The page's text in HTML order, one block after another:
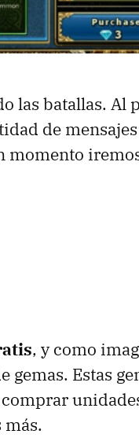
las batallas. Al
de
momento
, y como
gemas. Estas
comprar